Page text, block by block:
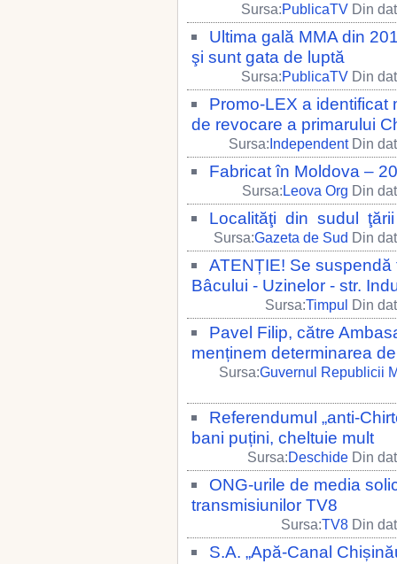
Sursa:PublicaTV Din
Ultima gală MMA din
şi sunt gata de luptă
Sursa:PublicaTV Din
Promo-LEX a identificat
de revocare a primarului
Sursa:IndependentDin
Fabricat în Moldova –
Sursa:Leova Org Din
Localităţi din sudul
Sursa:Gazeta de Sud Din
ATENȚIE! Se
Bâcului - Uzinelor - str.
Sursa:Timpul Din
Pavel Filip, către
menținem determinarea
Sursa:Guvernul Republicii
Referendumul „anti-
bani puțini, cheltuie mult
Sursa:Deschide Din
ONG-urile de media
transmisiunilor TV8
Sursa:TV8 Din
S.A. „Apă-Canal